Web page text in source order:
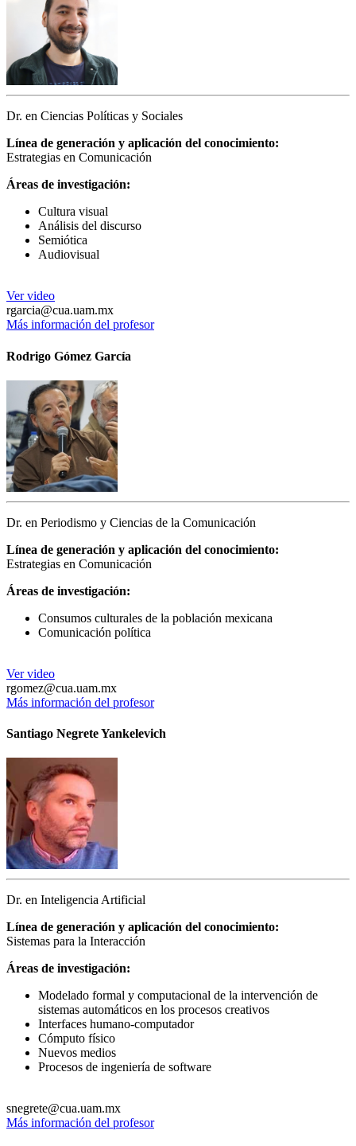
Dr. en Ciencias Políticas y Sociales
Línea de generación y aplicación del conocimiento:
Estrategias en Comunicación
Áreas de investigación:
Cultura visual
Análisis del discurso
Semiótica
Audiovisual
Ver video
rgarcia@cua.uam.mx
Más información del profesor
Rodrigo Gómez García
Dr. en Periodismo y Ciencias de la Comunicación
Línea de generación y aplicación del conocimiento:
Estrategias en Comunicación
Áreas de investigación:
Consumos culturales de la población mexicana
Comunicación política
Ver video
rgomez@cua.uam.mx
Más información del profesor
Santiago Negrete Yankelevich
Dr. en Inteligencia Artificial
Línea de generación y aplicación del conocimiento:
Sistemas para la Interacción
Áreas de investigación:
Modelado formal y computacional de la intervención de
sistemas automáticos en los procesos creativos
Interfaces humano-computador
Cómputo físico
Nuevos medios
Procesos de ingeniería de software
snegrete@cua.uam.mx
Más información del profesor